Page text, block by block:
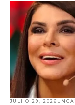
JULHO 29, 2026